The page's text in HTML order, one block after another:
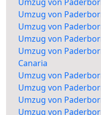
Umzug von
Umzug von
Umzug von
Umzug von
Canaria
Umzug von
Umzug von
Umzug von
Umzug von